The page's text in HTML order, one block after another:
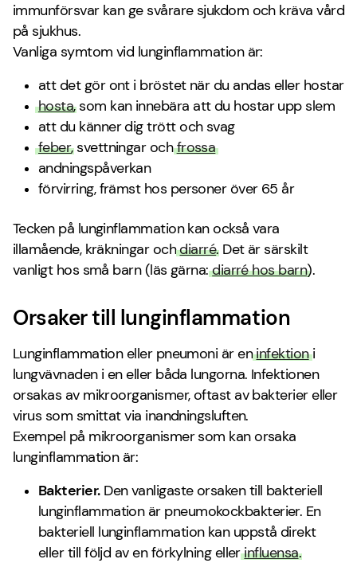
immunförsvar kan ge svårare sjukdom och kräva vård
på sjukhus.
Vanliga symtom vid lunginflammation är:
att det gör ont i bröstet när du andas eller hostar
hosta, som kan innebära att du hostar upp slem
att du känner dig trött och svag
feber, svettningar ochfrossa
andningspåverkan
förvirring, främst hos personer över 65 år
Tecken på lunginflammation kan också vara
illamående, kräkningar ochdiarré. Det är särskilt
vanligt hos små barn (läs gärna:diarré hos barn).
Orsaker till lunginflammation
Lunginflammation eller pneumoni är eninfektioni
lungvävnaden i en eller båda lungorna. Infektionen
orsakas av mikroorganismer, oftast av bakterier eller
virus som smittat via inandningsluften.
Exempel på mikroorganismer som kan orsaka
lunginflammation är:
Bakterier.Den vanligaste orsaken till bakteriell
lunginflammation är pneumokockbakterier. En
bakteriell lunginflammation kan uppstå direkt
eller till följd av en förkylning ellerinfluensa.